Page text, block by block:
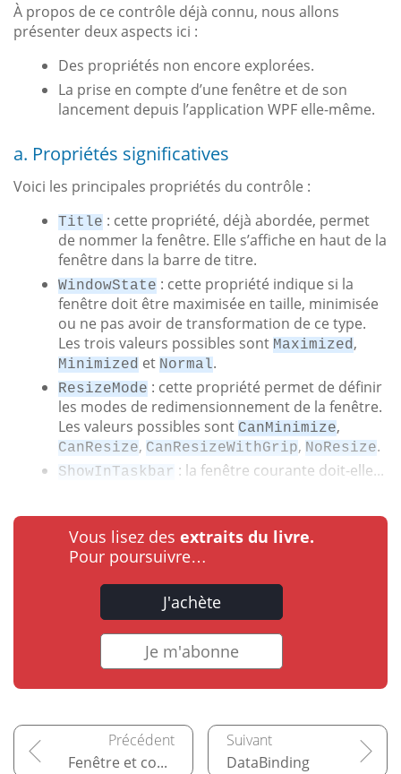
À propos de ce contrôle déjà connu, nous allons
présenter deux aspects ici :
Des propriétés non encore explorées.
La prise en compte d’une fenêtre et de son
lancement depuis l’application WPF elle-même.
a. Propriétés significatives
Voici les principales propriétés du contrôle :
Title : cette propriété, déjà abordée, permet
de nommer la fenêtre. Elle s’affiche en haut de la
fenêtre dans la barre de titre.
WindowState : cette propriété indique si la
fenêtre doit être maximisée en taille, minimisée
ou ne pas avoir de transformation de ce type.
Les trois valeurs possibles sont Maximized,
Minimized et Normal.
ResizeMode : cette propriété permet de définir
les modes de redimensionnement de la fenêtre.
Les valeurs possibles sont CanMinimize,
CanResize, CanResizeWithGrip, NoResize.
ShowInTaskbar : la fenêtre courante doit-elle...
Vous lisez des extraits du livre.
Pour poursuivre…
J'achète
Je m'abonne
Fenêtre et contrôles de disposition DataBinding